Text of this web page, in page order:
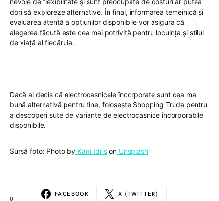
nevoie de flexibilitate și sunt preocupate de costuri ar putea
dori să exploreze alternative. În final, informarea temeinică și
evaluarea atentă a opțiunilor disponibile vor asigura că
alegerea făcută este cea mai potrivită pentru locuința și stilul
de viață al fiecăruia.
Dacă ai decis că electrocasnicele încorporate sunt cea mai
bună alternativă pentru tine, folosește Shopping Truda pentru
a descoperi sute de variante de electrocasnice încorporabile
disponibile.
Sursă foto: Photo by Kam Idris on Unsplash
0
FACEBOOK X (TWITTER)